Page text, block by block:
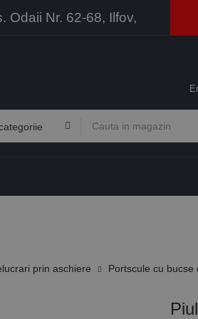
Odaii Nr. 62-68, Ilfov,
prin aschiere Portscule cu bucse